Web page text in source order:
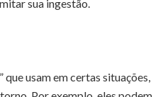
sua ingestão.
usam em certas situações,